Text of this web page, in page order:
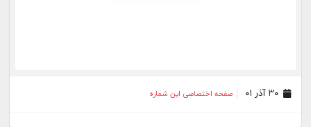
۳۰ آذر ۰۱ صفحه اختصاصی این شماره